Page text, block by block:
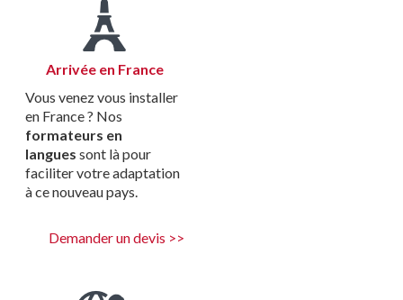
Arrivée en France
Vous venez vous installer
en France ? Nos
formateurs en
langues sont là pour
faciliter votre adaptation
à ce nouveau pays.
Demander un devis >>